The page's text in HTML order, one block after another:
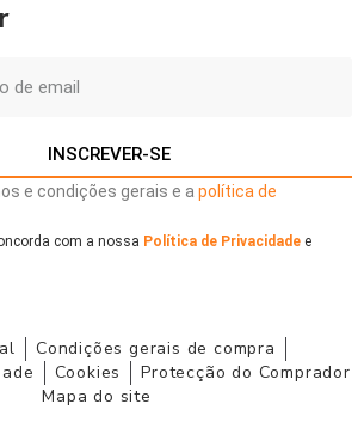
INSCREVER-SE
e condições gerais e a política de
com a nossa Política de Privacidade e
Condições gerais de compra
Cookies
Protecção do Comprador
Mapa do site